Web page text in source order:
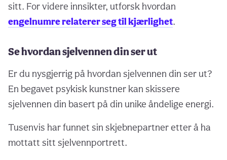
sitt. For videre innsikter, utforsk hvordan
engelnumre relaterer seg til kjærlighet.
Se hvordan sjelvennen din ser ut
Er du nysgjerrig på hvordan sjelvennen din ser ut?
En begavet psykisk kunstner kan skissere
sjelvennen din basert på din unike åndelige energi.
Tusenvis har funnet sin skjebnepartner etter å ha
mottatt sitt sjelvennportrett.